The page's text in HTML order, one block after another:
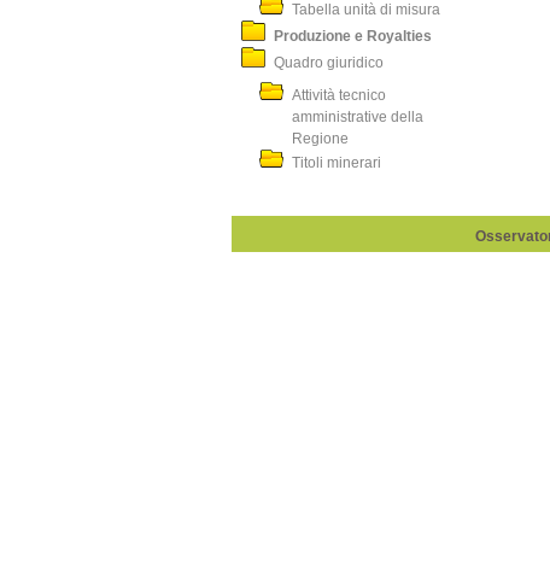
Tabella unità di misura
Produzione e Royalties
Quadro giuridico
Attività tecnico
amministrative della
Regione
Titoli minerari